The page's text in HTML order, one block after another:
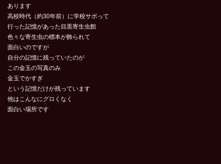
あります
高校時代（約30年前）に学校サボって
行った記憶があった目黒寄生虫館
色々な寄生虫の標本が飾られて
面白いのですが
自分の記憶に残っていたのが
この金玉の写真のみ
金玉でかすぎ
という記憶だけが残っています
他はこんなにグロくなく
面白い場所です